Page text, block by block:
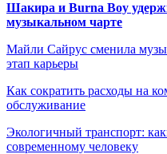
Шакира и Burna Boy
музыкальном чарте
Майли Сайрус сменила
этап карьеры
Как сократить расходы на
обслуживание
Экологичный транспорт:
современному человеку